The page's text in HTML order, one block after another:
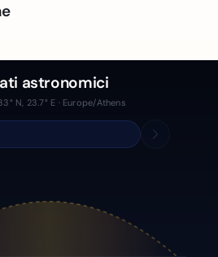
astronomici
N, 23.7° E · Europe/Athens